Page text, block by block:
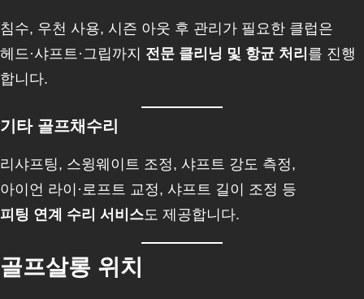
침수, 우천 사용, 시즌 아웃 후 관리가 필요한 클럽은
헤드·샤프트·그립까지 전문 클리닝 및 항균 처리 를 진행
합니다.
기타 골프채수리
리샤프팅, 스윙웨이트 조정, 샤프트 강도 측정,
아이언 라이·로프트 교정, 샤프트 길이 조정 등
피팅 연계 수리 서비스도 제공합니다.
골프살롱 위치